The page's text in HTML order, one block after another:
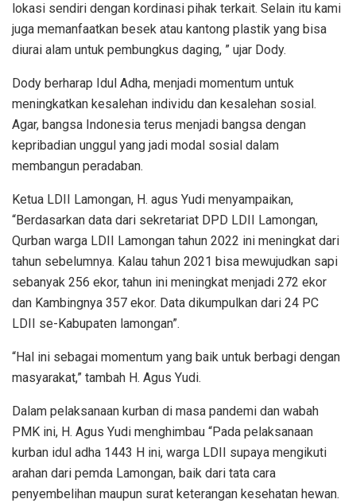
lokasi sendiri dengan kordinasi pihak terkait. Selain itu kami
juga memanfaatkan besek atau kantong plastik yang bisa
diurai alam untuk pembungkus daging, ” ujar Dody.
Dody berharap Idul Adha, menjadi momentum untuk
meningkatkan kesalehan individu dan kesalehan sosial.
Agar, bangsa Indonesia terus menjadi bangsa dengan
kepribadian unggul yang jadi modal sosial dalam
membangun peradaban.
Ketua LDII Lamongan, H. agus Yudi menyampaikan,
“Berdasarkan data dari sekretariat DPD LDII Lamongan,
Qurban warga LDII Lamongan tahun 2022 ini meningkat dari
tahun sebelumnya. Kalau tahun 2021 bisa mewujudkan sapi
sebanyak 256 ekor, tahun ini meningkat menjadi 272 ekor
dan Kambingnya 357 ekor. Data dikumpulkan dari 24 PC
LDII se-Kabupaten lamongan”.
“Hal ini sebagai momentum yang baik untuk berbagi dengan
masyarakat,” tambah H. Agus Yudi.
Dalam pelaksanaan kurban di masa pandemi dan wabah
PMK ini, H. Agus Yudi menghimbau “Pada pelaksanaan
kurban idul adha 1443 H ini, warga LDII supaya mengikuti
arahan dari pemda Lamongan, baik dari tata cara
penyembelihan maupun surat keterangan kesehatan hewan.